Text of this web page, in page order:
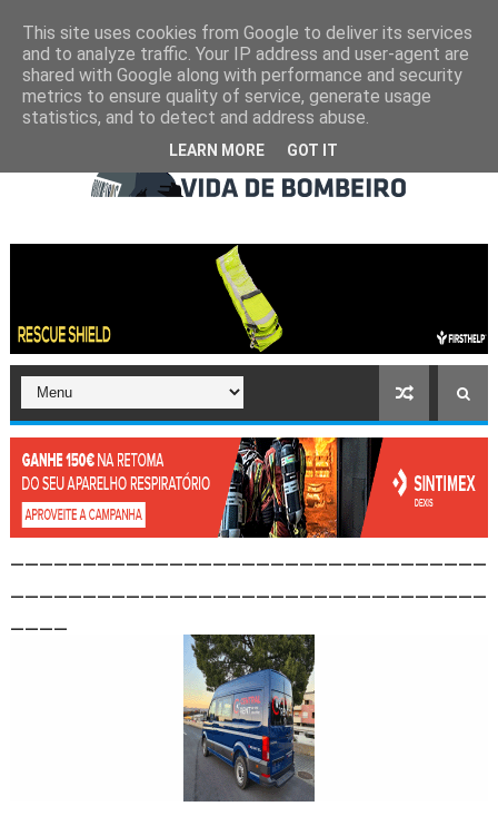
This site uses cookies from Google to deliver its services
and to analyze traffic. Your IP address and user-agent are
shared with Google along with performance and security
metrics to ensure quality of service, generate usage
statistics, and to detect and address abuse.
LEARN MORE GOT IT